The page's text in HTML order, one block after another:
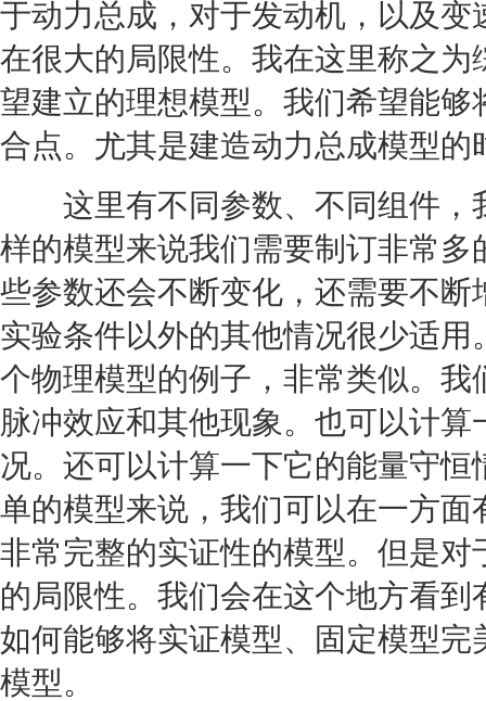
于动力总成，对于发动机 ，以及变
在很大的局限性。我在这里称之
望建立的理想模型。我们希望能
合点。尤其是建造动力总成模型
这里有不同参数、不同组件，
样的模型来说我们需要制订非常
些参数还会不断变化，还需要不
实验条件以外的其他情况很少适
个物理模型的例子，非常类似。
脉冲效应和其他现象。也可以计
况。还可以计算一下它的能量守
单的模型来说，我们可以在一方
非常完整的实证性的模型。但是
的局限性。我们会在这个地方看
如何能够将实证模型、固定模型
模型。